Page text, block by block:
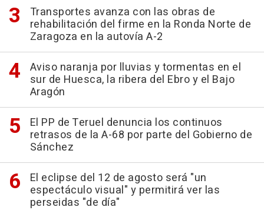
Transportes avanza con las obras de
rehabilitación del firme en la Ronda Norte de
Zaragoza en la autovía A-2
Aviso naranja por lluvias y tormentas en el
sur de Huesca, la ribera del Ebro y el Bajo
Aragón
El PP de Teruel denuncia los continuos
retrasos de la A-68 por parte del Gobierno de
Sánchez
El eclipse del 12 de agosto será "un
espectáculo visual" y permitirá ver las
perseidas "de día"